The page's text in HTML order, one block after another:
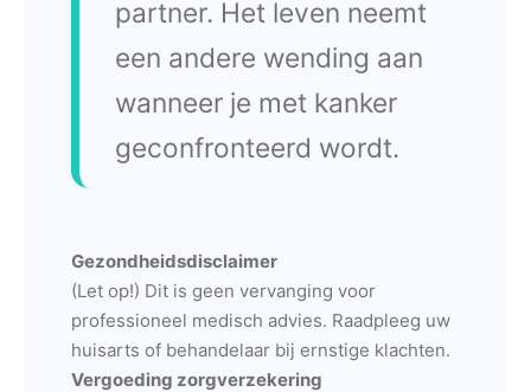
partner. Het leven neemt
een andere wending aan
wanneer je met kanker
geconfronteerd wordt.
Gezondheidsdisclaimer
(Let op!) Dit is geen vervanging voor
professioneel medisch advies. Raadpleeg uw
huisarts of behandelaar bij ernstige klachten.
Vergoeding zorgverzekering